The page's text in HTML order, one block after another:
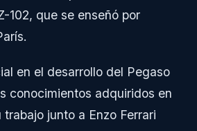
102, que se enseñó por
en el desarrollo del Pegaso
conocimientos adquiridos en
junto a Enzo Ferrari